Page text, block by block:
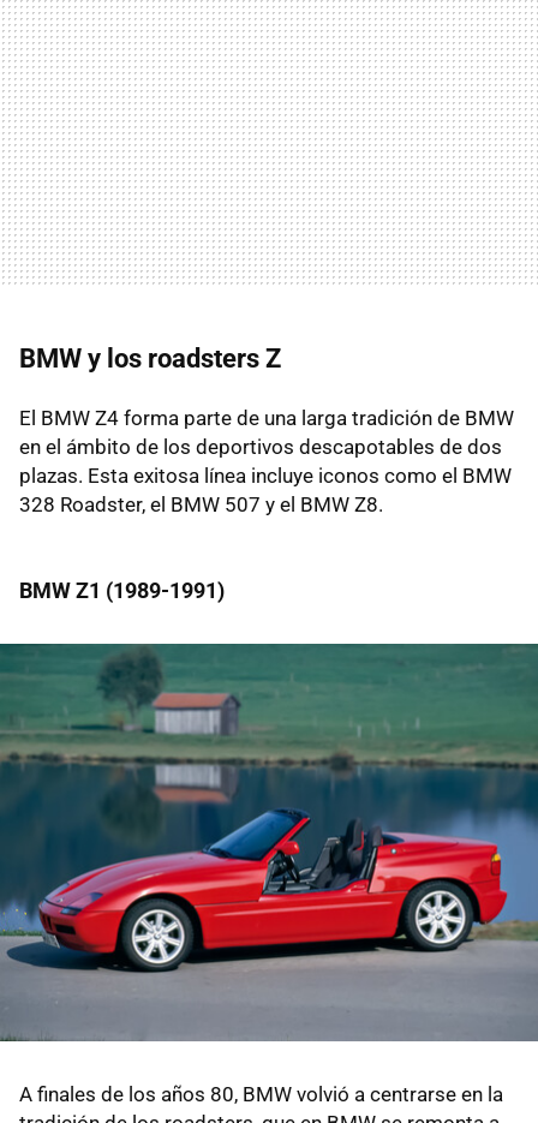
BMW y los roadsters Z
El BMW Z4 forma parte de una larga tradición de BMW
en el ámbito de los deportivos descapotables de dos
plazas. Esta exitosa línea incluye iconos como el BMW
328 Roadster, el BMW 507 y el BMW Z8.
BMW Z1 (1989-1991)
A finales de los años 80, BMW volvió a centrarse en la